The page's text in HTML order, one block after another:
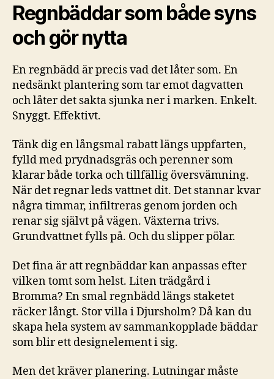
Regnbäddar som både syns
och gör nytta
En regnbädd är precis vad det låter som. En
nedsänkt plantering som tar emot dagvatten
och låter det sakta sjunka ner i marken. Enkelt.
Snyggt. Effektivt.
Tänk dig en långsmal rabatt längs uppfarten,
fylld med prydnadsgräs och perenner som
klarar både torka och tillfällig översvämning.
När det regnar leds vattnet dit. Det stannar kvar
några timmar, infiltreras genom jorden och
renar sig självt på vägen. Växterna trivs.
Grundvattnet fylls på. Och du slipper pölar.
Det fina är att regnbäddar kan anpassas efter
vilken tomt som helst. Liten trädgård i
Bromma? En smal regnbädd längs staketet
räcker långt. Stor villa i Djursholm? Då kan du
skapa hela system av sammankopplade bäddar
som blir ett designelement i sig.
Men det kräver planering. Lutningar måste